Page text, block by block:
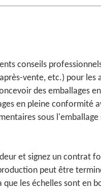
conseils
vente, etc.) pour
des emballages
en pleine conformité
sous
et signez un contrat
peut être
les échelles sont en